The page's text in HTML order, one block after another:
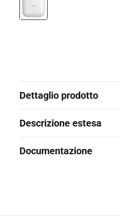
Dettaglio prodotto
Descrizione estesa
Documentazione